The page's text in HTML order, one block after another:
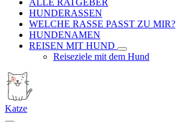
ALLE RATGEBER
HUNDERASSEN
WELCHE RASSE PASST ZU MIR?
HUNDENAMEN
REISEN MIT HUND
Reiseziele mit dem Hund
Katze